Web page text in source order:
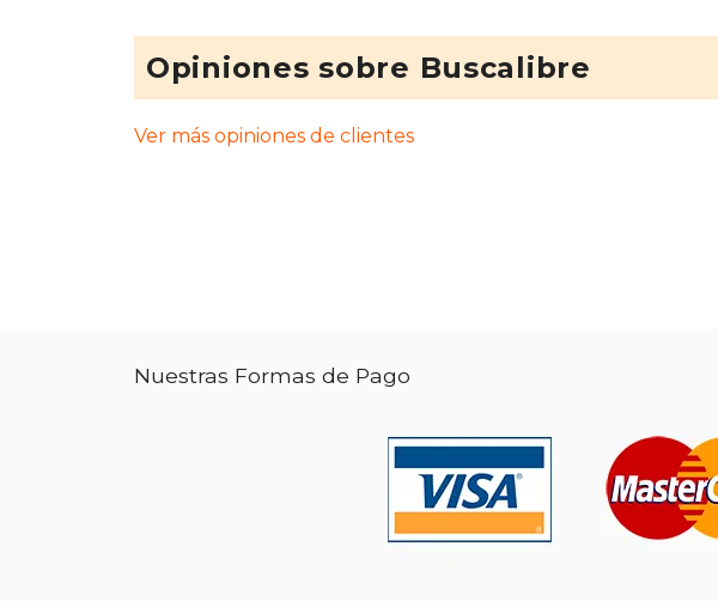
Opiniones sobre Buscalibre
Ver más opiniones de clientes
Nuestras Formas de Pago